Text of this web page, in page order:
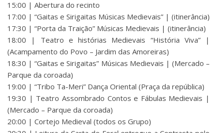
15:00 | Abertura do recinto
17:00 | “Gaitas e Sirigaitas Músicas Medievais” | (itinerância)
17:30 | “Porta da Traição” Músicas Medievais | (itinerância)
18:00 | Teatro e histórias Medievais “História Viva” |
(Acampamento do Povo – Jardim das Amoreiras)
18:30 | “Gaitas e Sirigaitas” Músicas Medievais | (Mercado –
Parque da coroada)
19:00 | “Tribo Ta-Meri” Dança Oriental (Praça da república)
19:30 | Teatro Assombrado Contos e Fábulas Medievais |
(Mercado – Parque da coroada)
20:00 | Cortejo Medieval (todos os Grupo)